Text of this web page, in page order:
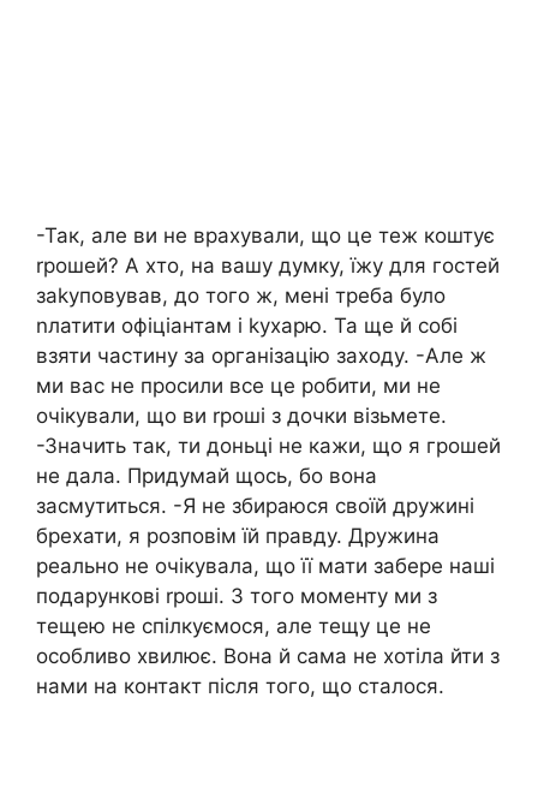
-Так, але ви не врахували, що це теж коштує
rрошей? А хто, на вашу думку, їжу для гостей
заkуповував, до того ж, мені треба було
nлатити офіціантам і kухарю. Та ще й собі
взяти частину за організацію заходу. -Але ж
ми вас не просили все це робити, ми не
очікували, що ви rроші з дочки візьмете.
-Значить так, ти доньці не кажи, що я грошей
не дала. Придумай щось, бо вона
засмутиться. -Я не збираюся своїй дружині
брехати, я розповім їй правду. Дружина
реально не очікувала, що її мати забере наші
подарункові rроші. З того моменту ми з
тещею не спілкуємося, але тещу це не
особливо хвилює. Вона й сама не хотіла йти з
нами на контакт після того, що сталося.